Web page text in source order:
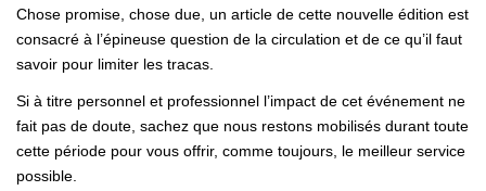
EVALUATION
Chose promise, chose due, un article de cette nouvelle édition est
consacré à l’épineuse question de la circulation et de ce qu’il faut
savoir pour limiter les tracas.
Si à titre personnel et professionnel l’impact de cet événement ne
fait pas de doute, sachez que nous restons mobilisés durant toute
cette période pour vous offrir, comme toujours, le meilleur service
possible.